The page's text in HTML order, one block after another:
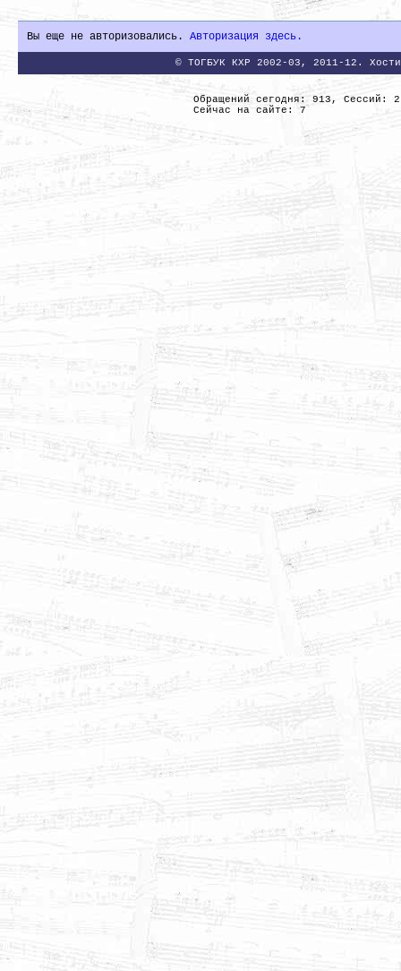
Вы еще не авторизовались. Авторизация здесь.
© ТОГБУК КХР 2002-03, 2011-12.
Обращений сегодня: 913, Сессий: 2
Сейчас на сайте: 7